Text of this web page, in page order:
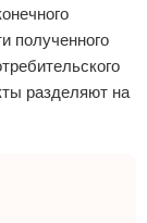
полученного
разделяют на